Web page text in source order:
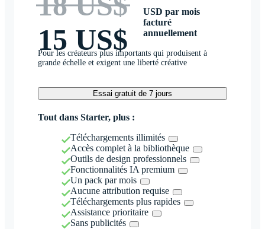
15 US$
USD par mois
facturé
annuellement
Pour les créateurs plus importants qui produisent à
grande échelle et exigent une liberté créative
Essai gratuit de 7 jours
Tout dans Starter, plus :
Téléchargements illimités
Accès complet à la bibliothèque
Outils de design professionnels
Fonctionnalités IA premium
Un pack par mois
Aucune attribution requise
Téléchargements plus rapides
Assistance prioritaire
Sans publicités